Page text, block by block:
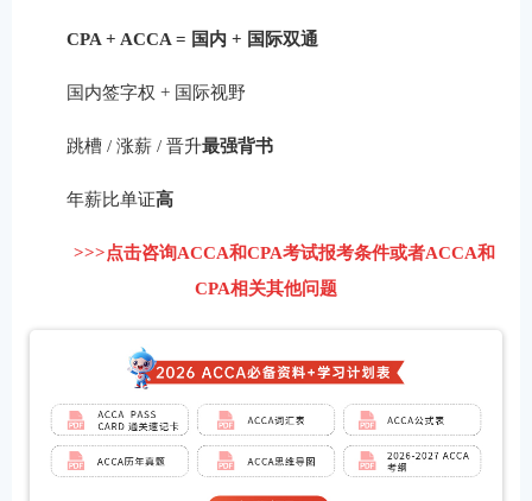
CPA + ACCA = 国内 + 国际双通
国内签字权 + 国际视野
跳槽 / 涨薪 / 晋升最强背书
年薪比单证高
>>>点击咨询ACCA和CPA考试报考条件或者ACCA和
CPA相关其他问题